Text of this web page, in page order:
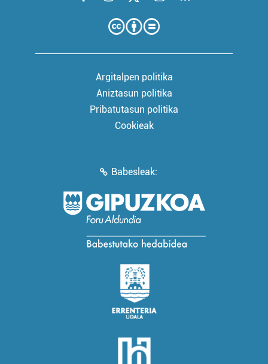
Argitalpen politika
Aniztasun politika
Pribatutasun politika
Cookieak
Babesleak: